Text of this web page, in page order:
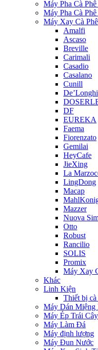
Máy Pha Cà
Máy Pha Cà
Máy Xay Cà Phê
Amalfi
Ascaso
Breville
Carimali
Casadio
Casalano
Cunill
De’Longhi
DF
EUREKA
Faema
Fiorenzato
Gemilai
HeyCafe
JieXing
La
LingDong
Macap
Mazzer
Nuova
Otto
Robust
Rancilio
SOLIS
Promix
Máy Xay
Khác
Linh Kiện
Thiết bị cà
Máy Dán Miệng
Máy Ép Trái Cây
Máy Làm Đá
Máy định lượng
Máy Đun Nước